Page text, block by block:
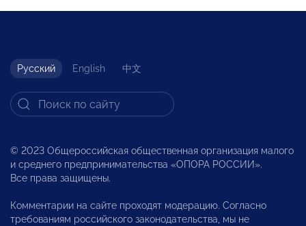
Русский English 中文
© 2023 Общероссийская общественная организация малого
и среднего предпринимательства «ОПОРА РОССИИ».
Все права защищены.
Комментарии на сайте проходят модерацию. Согласно
требованиям российского законодательства, мы не